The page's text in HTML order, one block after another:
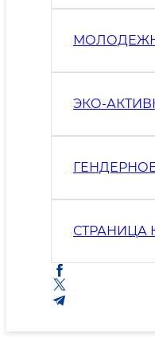
ЭКО-
СТРАНИЦА